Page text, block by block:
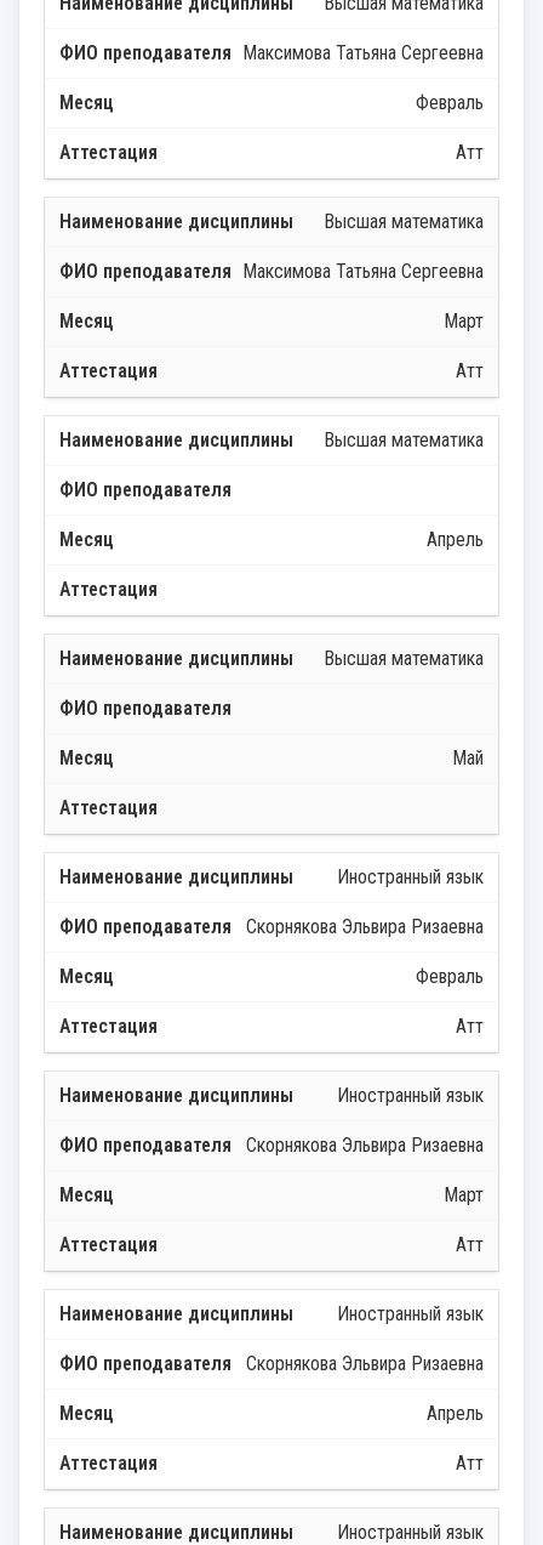
Максимова Татьяна Сергеевна
Февраль
Атт
Высшая математика
Максимова Татьяна Сергеевна
Март
Атт
Высшая математика
Апрель
Высшая математика
Май
Иностранный язык
Скорнякова Эльвира Ризаевна
Февраль
Атт
Иностранный язык
Скорнякова Эльвира Ризаевна
Март
Атт
Иностранный язык
Скорнякова Эльвира Ризаевна
Апрель
Атт
Иностранный язык